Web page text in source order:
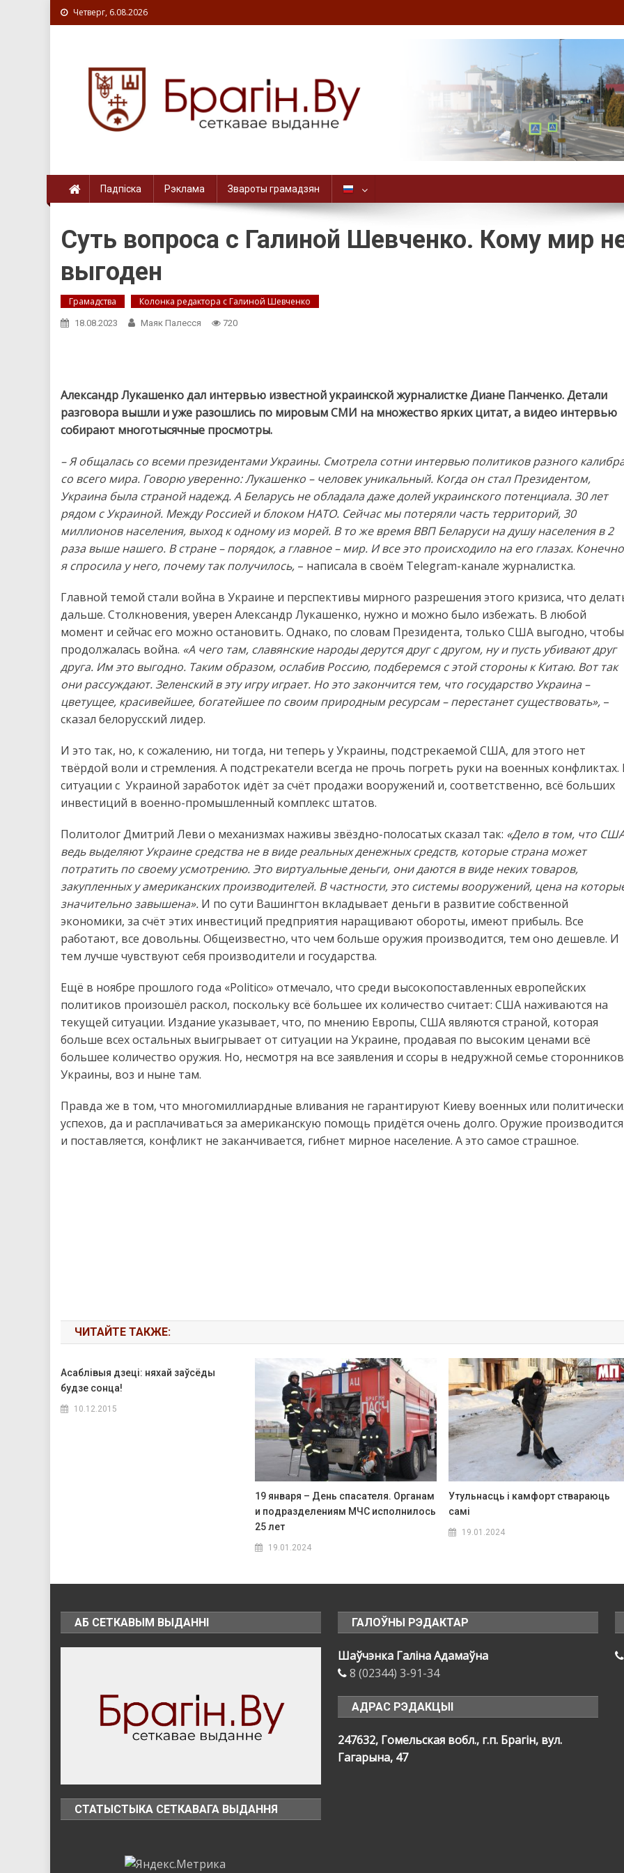
Четверг, 6.08.2026
Падпіска Рэклама Звароты грамадзян
Суть вопроса с Галиной Шевченко. Кому мир
выгоден
Грамадства Колонка редактора с Галиной Шевченко
18.08.2023 Маяк Палесся 720
Александр Лукашенко дал интервью известной украинской журналистке Диане Панченко. Детали
разговора вышли и уже разошлись по мировым СМИ на множество ярких цитат, а видео интервью
собирают многотысячные просмотры.
– Я общалась со всеми президентами Украины. Смотрела сотни интервью политиков разного
со всего мира. Говорю уверенно: Лукашенко – человек уникальный. Когда он стал Президентом,
Украина была страной надежд. А Беларусь не обладала даже долей украинского потенциала. 30 лет
рядом с Украиной. Между Россией и блоком НАТО. Сейчас мы потеряли часть территорий, 30
миллионов населения, выход к одному из морей. В то же время ВВП Беларуси на душу населения в 2
раза выше нашего. В стране – порядок, а главное – мир. И все это происходило на его глазах.
я спросила у него, почему так получилось, – написала в своём Telegram-канале журналистка.
Главной темой стали война в Украине и перспективы мирного разрешения этого кризиса, что
дальше. Столкновения, уверен Александр Лукашенко, нужно и можно было избежать. В любой
момент и сейчас его можно остановить. Однако, по словам Президента, только США выгодно, чтобы
продолжалась война. «А чего там, славянские народы дерутся друг с другом, ну и пусть убивают друг
друга. Им это выгодно. Таким образом, ослабив Россию, подберемся с этой стороны к Китаю. Вот так
они рассуждают. Зеленский в эту игру играет. Но это закончится тем, что государство Украина –
цветущее, красивейшее, богатейшее по своим природным ресурсам – перестанет существовать», –
сказал белорусский лидер.
И это так, но, к сожалению, ни тогда, ни теперь у Украины, подстрекаемой США, для этого нет
твёрдой воли и стремления. А подстрекатели всегда не прочь погреть руки на военных конфликтах.
ситуации с Украиной заработок идёт за счёт продажи вооружений и, соответственно, всё больших
инвестиций в военно-промышленный комплекс штатов.
Политолог Дмитрий Леви о механизмах наживы звёздно-полосатых сказал так: «Дело в том, что
ведь выделяют Украине средства не в виде реальных денежных средств, которые страна может
потратить по своему усмотрению. Это виртуальные деньги, они даются в виде неких товаров,
закупленных у американских производителей. В частности, это системы вооружений, цена на
значительно завышена». И по сути Вашингтон вкладывает деньги в развитие собственной
экономики, за счёт этих инвестиций предприятия наращивают обороты, имеют прибыль. Все
работают, все довольны. Общеизвестно, что чем больше оружия производится, тем оно дешевле. И
тем лучше чувствуют себя производители и государства.
Ещё в ноябре прошлого года «Politico» отмечало, что среди высокопоставленных европейских
политиков произошёл раскол, поскольку всё большее их количество считает: США наживаются на
текущей ситуации. Издание указывает, что, по мнению Европы, США являются страной, которая
больше всех остальных выигрывает от ситуации на Украине, продавая по высоким ценами всё
большее количество оружия. Но, несмотря на все заявления и ссоры в недружной семье сторонников
Украины, воз и ныне там.
Правда же в том, что многомиллиардные вливания не гарантируют Киеву военных или
успехов, да и расплачиваться за американскую помощь придётся очень долго. Оружие производится
и поставляется, конфликт не заканчивается, гибнет мирное население. А это самое страшное.
ЧИТАЙТЕ ТАКЖЕ:
Асаблівыя дзеці: няхай заўсёды
будзе сонца!
10.12.2015
19 января – День спасателя. Органам
и подразделениям МЧС исполнилось
25 лет
19.01.2024
Утульнасць і камфорт ствараюць
самі
19.01.2024
АБ СЕТКАВЫМ ВЫДАННІ
СТАТЫСТЫКА СЕТКАВАГА ВЫДАННЯ
ГАЛОЎНЫ РЭДАКТАР
Шаўчэнка Галіна Адамаўна
8 (02344) 3-91-34
АДРАС РЭДАКЦЫІ
247632, Гомельская вобл., г.п. Брагін, вул.
Гагарына, 47